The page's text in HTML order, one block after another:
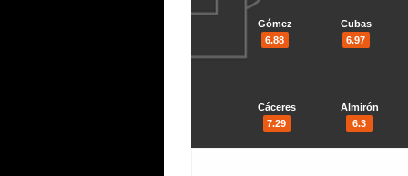
Gómez
6.88
Cáceres
7.29
Cubas
6.97
Almirón
6.3